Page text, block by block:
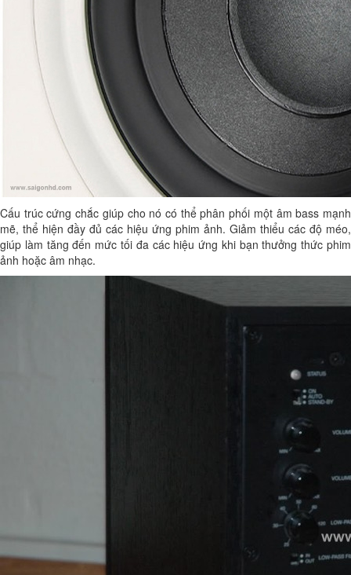
Cấu trúc cứng chắc giúp cho nó có thể phân phối một âm bass mạnh
mẽ, thể hiện đầy đủ các hiệu ứng phim ảnh. Giảm thiểu các độ méo,
giúp làm tăng đến mức tối đa các hiệu ứng khi bạn thưởng thức phim
ảnh hoặc âm nhạc.